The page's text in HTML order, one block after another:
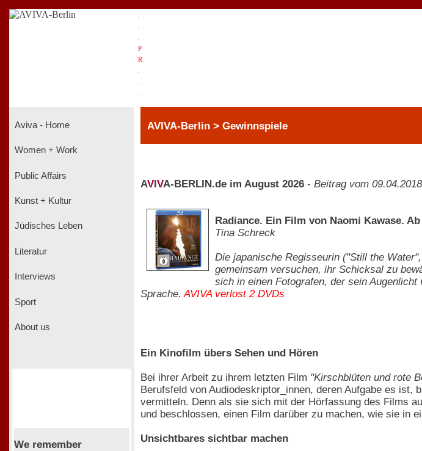
P
R
Aviva - Home
Women + Work
Public Affairs
Kunst + Kultur
Jüdisches Leben
Literatur
Interviews
Sport
About us
We remember
AVIVA-Berlin > Gewinnspiele
AV VA-BERLIN.de im August 2026 - Beitrag vom 09.04.2018
Radiance. Ein Film von Naomi Kawase.
Tina Schreck
Die japanische Regisseurin ("Still the
gemeinsam versuchen, ihr Schicksal zu
sich in einen Fotografen, der sein
Sprache.AVIVA verlost 2 DVDs
Ein Kinofilm übers Sehen und Hören
Bei ihrer Arbeit zu ihrem letzten Film "Kirschblüten und rote
Berufsfeld von Audiodeskriptor_innen, deren Aufgabe es
vermitteln. Denn als sie sich mit der Hörfassung des Films
und beschlossen, einen Film darüber zu machen, wie sie in
Unsichtbares sichtbar machen